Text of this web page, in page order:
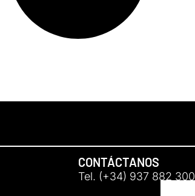
CONTÁCTANOS
Tel. (+34) 937 882 300